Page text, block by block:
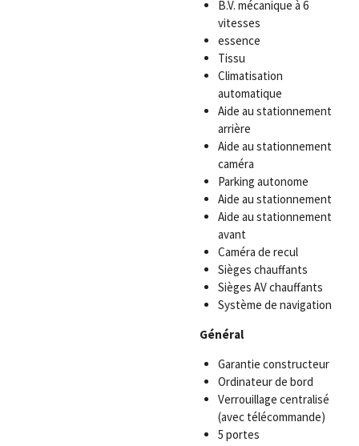
B.V. mécanique à 6
vitesses
essence
Tissu
Climatisation
automatique
Aide au stationnement
arrière
Aide au stationnement
caméra
Parking autonome
Aide au stationnement
Aide au stationnement
avant
Caméra de recul
Sièges chauffants
Sièges AV chauffants
Système de navigation
Général
Garantie constructeur
Ordinateur de bord
Verrouillage centralisé
(avec télécommande)
5 portes